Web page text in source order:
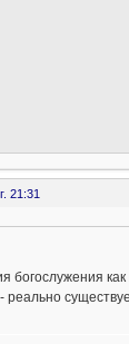
21:31
богослужения
- реально